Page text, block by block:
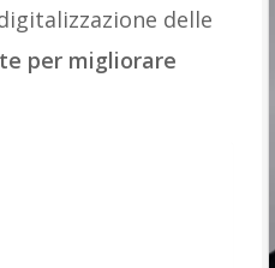
delle
per migliorare